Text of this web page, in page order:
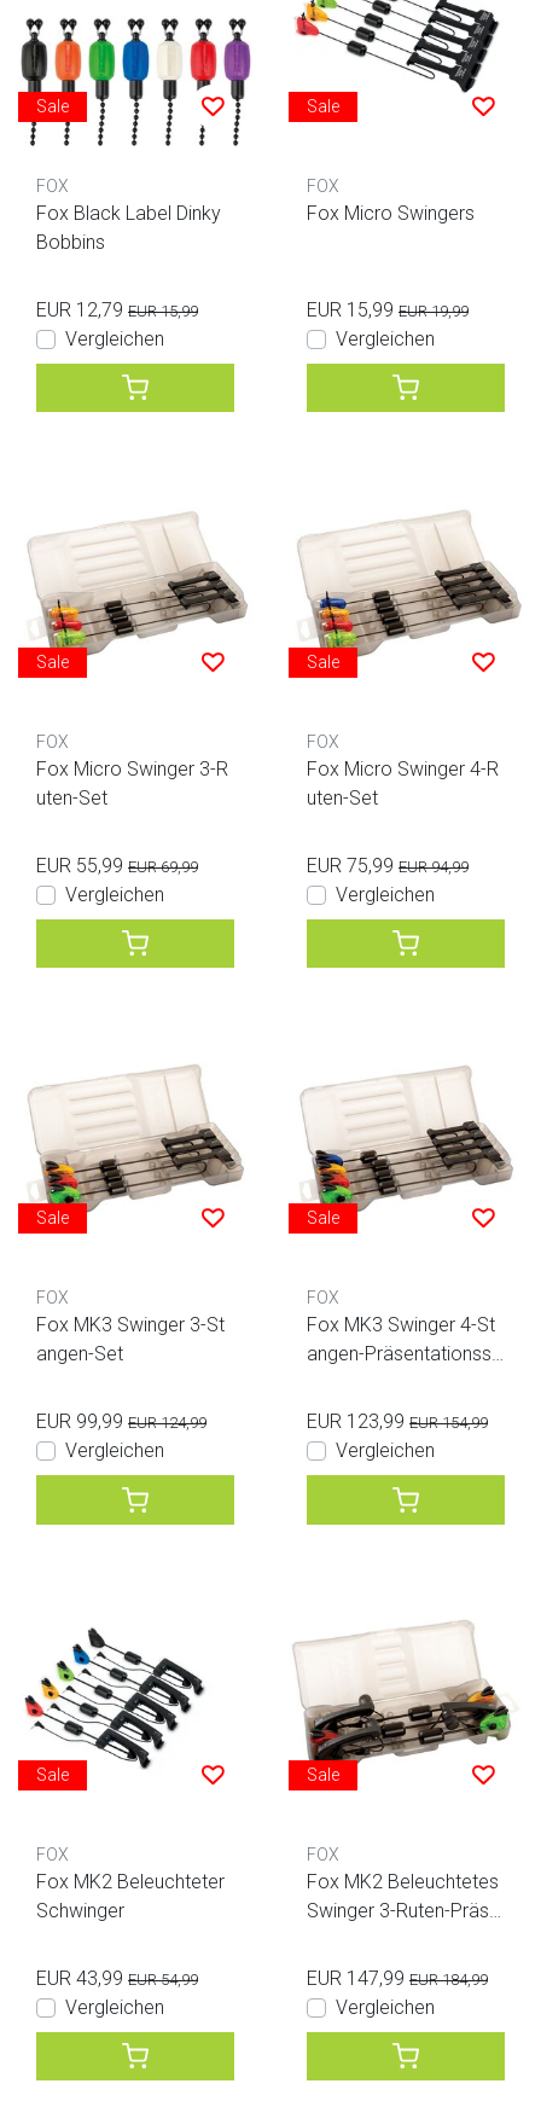
Sale
FOX
Fox Black Label Dinky
Bobbins
EUR 12,79 EUR 15,99
Vergleichen
Sale
FOX
Fox Micro Swingers
EUR 15,99 EUR 19,99
Vergleichen
Sale
FOX
Fox Micro Swinger 3-R
uten-Set
EUR 55,99 EUR 69,99
Vergleichen
Sale
FOX
Fox Micro Swinger 4-R
uten-Set
EUR 75,99 EUR 94,99
Vergleichen
Sale
FOX
Fox MK3 Swinger 3-St
angen-Set
EUR 99,99 EUR 124,99
Vergleichen
Sale
FOX
Fox MK3 Swinger 4-St
angen-Präsentationsse
EUR 123,99 EUR 154,99
Vergleichen
Sale
FOX
Fox MK2 Beleuchteter
Schwinger
EUR 43,99 EUR 54,99
Vergleichen
Sale
FOX
Fox MK2 Beleuchtetes
Swinger 3-Ruten-Präse
EUR 147,99 EUR 184,99
Vergleichen